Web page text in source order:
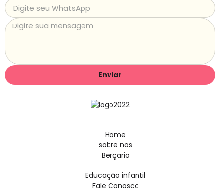
Enviar
Home
sobre nos
Berçario
Educação infantil
Fale Conosco